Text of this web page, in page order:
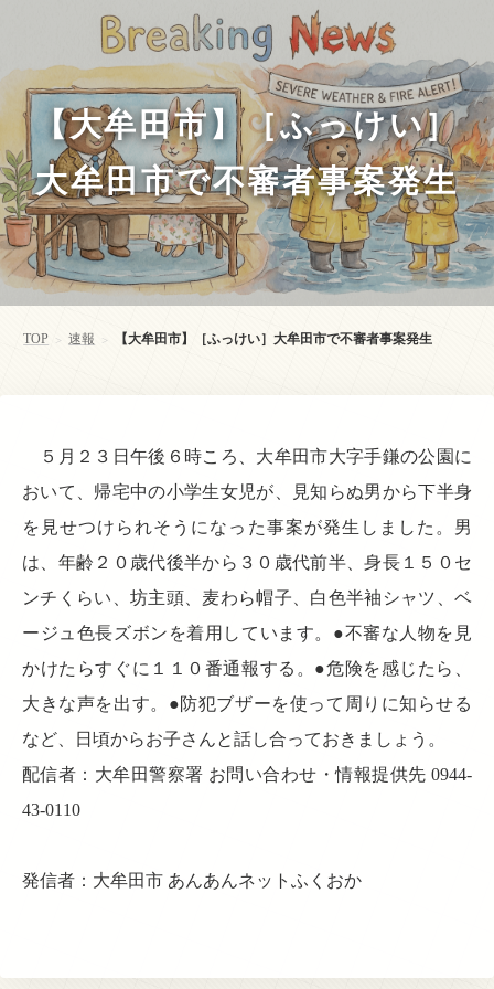
【大牟田市】［ふっけい］
大牟田市で不審者事案発生
TOP > 速報 > 【大牟田市】［ふっけい］大牟田市で不審者事案発生
５月２３日午後６時ころ、大牟田市大字手鎌の公園に
おいて、帰宅中の小学生女児が、見知らぬ男から下半身
を見せつけられそうになった事案が発生しました。男
は、年齢２０歳代後半から３０歳代前半、身長１５０セ
ンチくらい、坊主頭、麦わら帽子、白色半袖シャツ、ベ
ージュ色長ズボンを着用しています。●不審な人物を見
かけたらすぐに１１０番通報する。●危険を感じたら、
大きな声を出す。●防犯ブザーを使って周りに知らせる
など、日頃からお子さんと話し合っておきましょう。
配信者：大牟田警察署 お問い合わせ・情報提供先 0944-
43-0110
発信者：大牟田市 あんあんネットふくおか